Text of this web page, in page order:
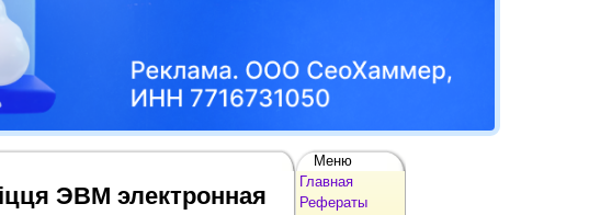
ЭВМ электронная
Меню
Главная
Рефераты